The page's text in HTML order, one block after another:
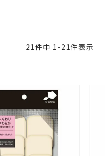
21件中 1 -21件表示